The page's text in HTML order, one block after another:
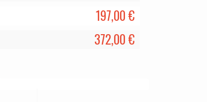
197,00 €
372,00 €